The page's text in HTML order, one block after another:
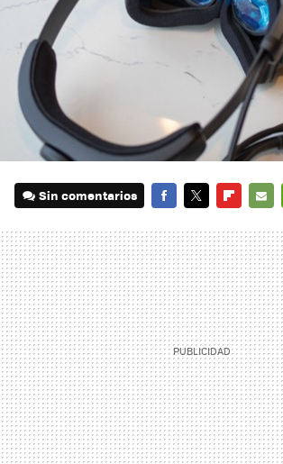
Sin comentarios
MAIL